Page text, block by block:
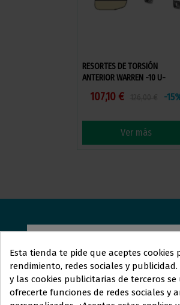
Este sitio web está
RESORTES DE TORSIÓN
ANTERIOR WARREN -10 U-
107,10 € -
Ver más
Estamos aquí para responder sus
en lo que necesite. Ya sea que busque
Esta tienda te pide que aceptes cookies
rendimiento, redes sociales y publicidad.
y las cookies publicitarias de terceros
ofrecerte funciones de redes sociales y